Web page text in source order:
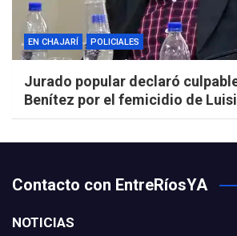
EN CHAJARÍ POLICIALES
Jurado popular declaró
Benítez por el femicidio de
Contacto con EntreRíosYA
NOTICIAS